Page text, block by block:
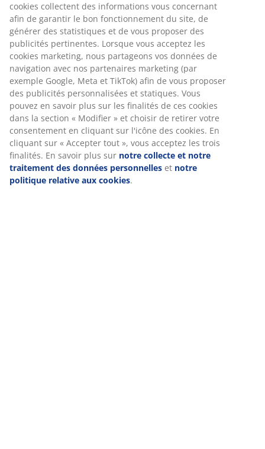
cookies collectent des informations vous concernant
afin de garantir le bon fonctionnement du site, de
générer des statistiques et de vous proposer des
publicités pertinentes. Lorsque vous acceptez les
cookies marketing, nous partageons vos données de
navigation avec nos partenaires marketing (par
exemple Google, Meta et TikTok) afin de vous proposer
des publicités personnalisées et statiques. Vous
pouvez en savoir plus sur les finalités de ces cookies
dans la section « Modifier » et choisir de retirer votre
consentement en cliquant sur l'icône des cookies. En
cliquant sur « Accepter tout », vous acceptez les trois
finalités. En savoir plus sur notre collecte et notre
traitement des données personnelles et notre
politique relative aux cookies.